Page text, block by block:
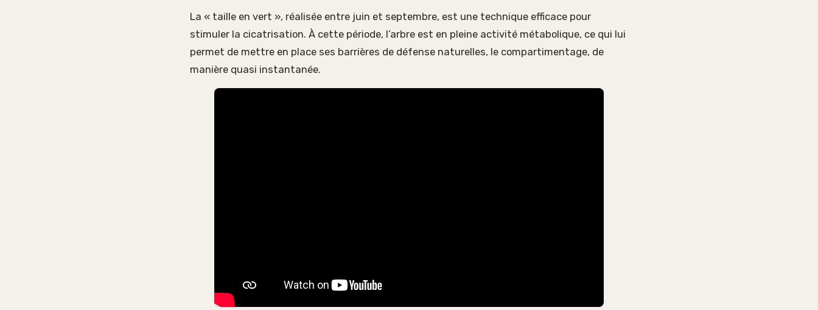
La « taille en vert », réalisée entre juin et septembre, est une technique efficace pour
stimuler la cicatrisation. À cette période, l’arbre est en pleine activité métabolique, ce qui lui
permet de mettre en place ses barrières de défense naturelles, le compartimentage, de
manière quasi instantanée.